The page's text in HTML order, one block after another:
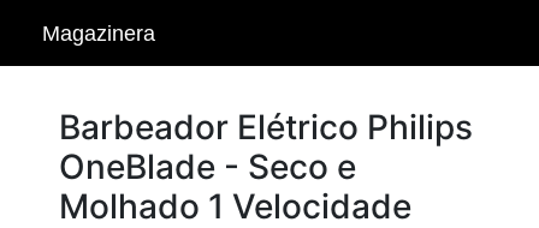
Magazinera
Barbeador Elétrico Philips
OneBlade - Seco e
Molhado 1 Velocidade